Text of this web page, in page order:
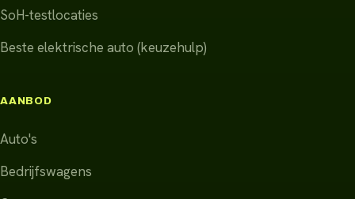
SoH-testlocaties
Beste elektrische auto (keuzehulp)
AANBOD
Auto's
Bedrijfswagens